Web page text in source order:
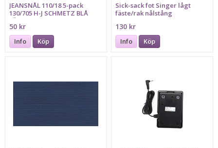
JEANSNÅL 110/18 5-pack
130/705 H-J SCHMETZ BLÅ
FÄRGMARKERING
50 kr
Info Köp
Sick-sack fot Singer lågt
fäste/rak nålstång
130 kr
Info Köp